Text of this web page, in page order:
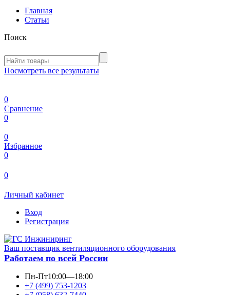
Главная
Статьи
Поиск
Посмотреть все результаты
0
Сравнение
0
0
Избранное
0
0
Личный кабинет
Вход
Регистрация
Ваш поставщик вентиляционного оборудования
Работаем по всей России
Пн-Пт10:00—18:00
+7 (499) 753-1203